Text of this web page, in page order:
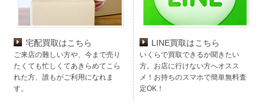
宅配買取はこちら
ご来店の難しい方や、今まで売り
たくても忙しくてあきらめてこら
れた方、誰もがご利用になれま
す。
LINE買取はこちら
いくらで買取できるか聞きたい
方。お店に行けない方へオスス
メ！お持ちのスマホで簡単無料査
定OK！